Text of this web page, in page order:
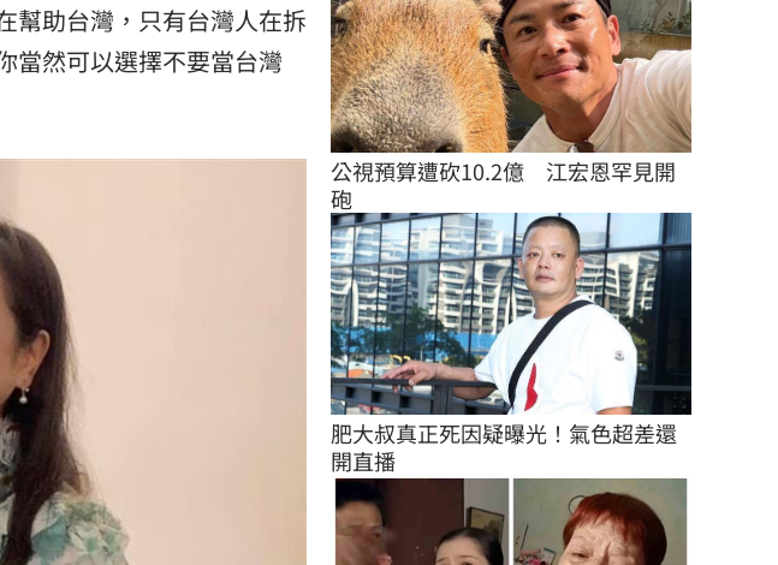
幫助台灣，只有台灣人在拆
當然可以選擇不要當台灣
公視預算遭砍10.2億　江宏恩罕見開
砲
肥大叔真正死因疑曝光！氣色超差還
開直播